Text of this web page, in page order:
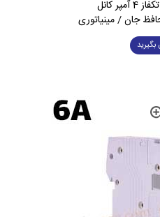
کانل
جان / مینیاتوری